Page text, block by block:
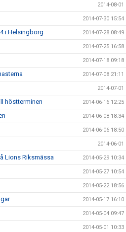
2014-08-01
2014-07-30 15:54
i Helsingborg 2014-07-28 08:49
2014-07-25 16:58
2014-07-18 09:18
2014-07-08 21:11
2014-07-01
höstterminen 2014-06-16 12:25
2014-06-08 18:34
2014-06-06 18:50
2014-06-01
Lions Riksmässa 2014-05-29 10:34
2014-05-27 10:54
2014-05-22 18:56
2014-05-17 16:10
2014-05-04 09:47
2014-05-01 10:33